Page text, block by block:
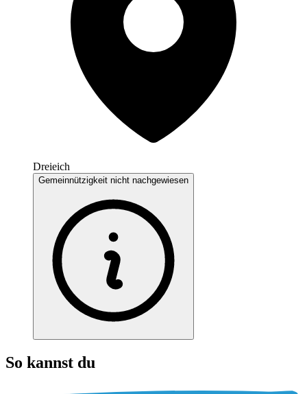
Dreieich
Gemeinnützigkeit nicht nachgewiesen
So kannst du